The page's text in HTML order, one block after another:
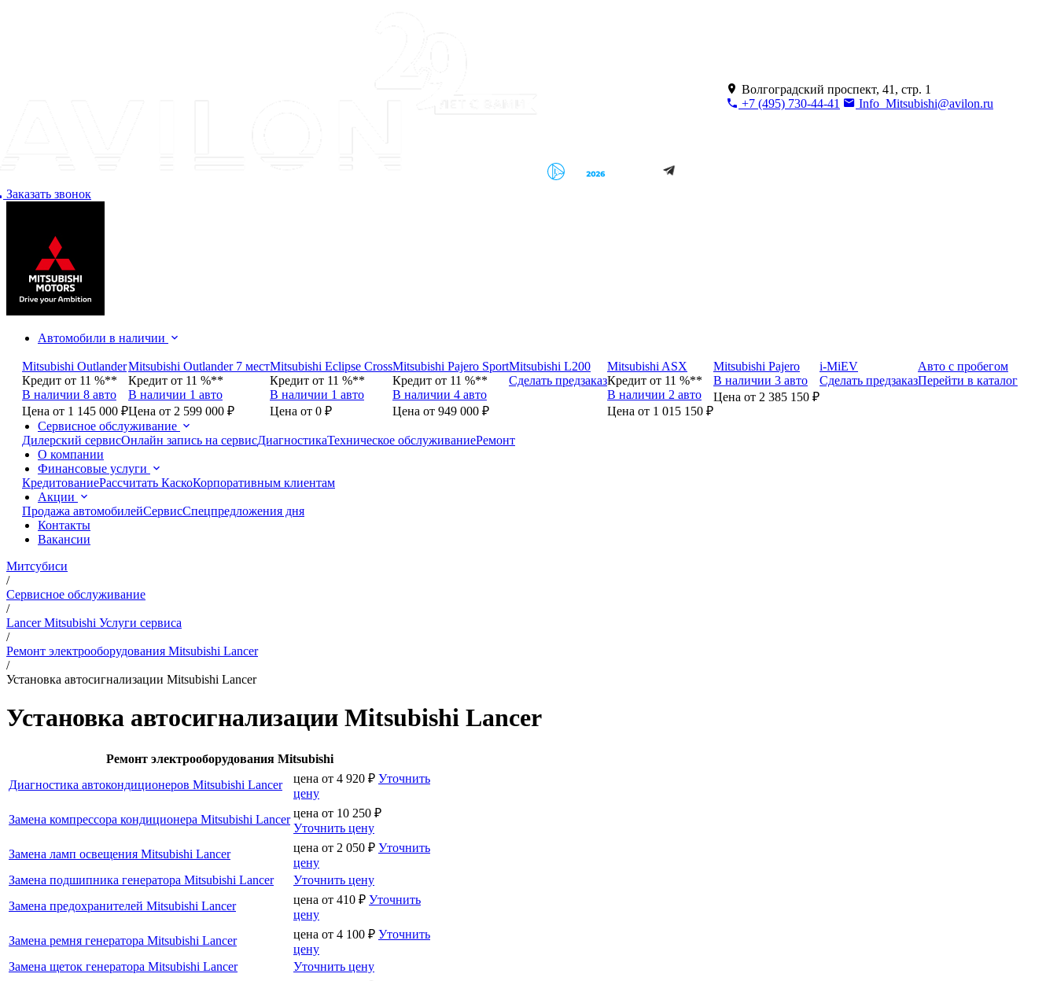
Волгоградский проспект, 41, стр. 1
+7 (495) 730-44-41
Info_Mitsubishi@avilon.ru
Заказать звонок
Автомобили в наличии
Mitsubishi Outlander
Кредит от 11 %**
В наличии 8 авто
Цена от 1 145 000 ₽
Mitsubishi Outlander 7 мест
Кредит от 11 %**
В наличии 1 авто
Цена от 2 599 000 ₽
Mitsubishi Eclipse Cross
Кредит от 11 %**
В наличии 1 авто
Цена от 0 ₽
Mitsubishi Pajero Sport
Кредит от 11 %**
В наличии 4 авто
Цена от 949 000 ₽
Mitsubishi L200
Сделать предзаказ
Mitsubishi ASX
Кредит от 11 %**
В наличии 2 авто
Цена от 1 015 150 ₽
Mitsubishi Pajero
В наличии 3 авто
Цена от 2 385 150 ₽
i-MiEV
Сделать предзаказ
Авто с пробегом
Перейти в каталог
Сервисное обслуживание
Дилерский сервисОнлайн запись на сервисДиагностикаТехническое обслуживаниеРемонт
О компании
Финансовые услуги
КредитованиеРассчитать КаскоКорпоративным клиентам
Акции
Продажа автомобилейСервисСпецпредложения дня
Контакты
Вакансии
Митсубиси
/
Сервисное обслуживание
/
Lancer Mitsubishi Услуги сервиса
/
Ремонт электрооборудования Mitsubishi Lancer
/
Установка автосигнализации Mitsubishi Lancer
Установка автосигнализации Mitsubishi Lancer
Ремонт электрооборудования Mitsubishi
Диагностика автокондиционеров Mitsubishi Lancer
цена от 4 920 ₽ Уточнить
цену
Замена компрессора кондиционера Mitsubishi Lancer цена от 10 250 ₽
Уточнить цену
Замена ламп освещения Mitsubishi Lancer
цена от 2 050 ₽ Уточнить
цену
Замена подшипника генератора Mitsubishi Lancer
Уточнить цену
Замена предохранителей Mitsubishi Lancer
цена от 410 ₽ Уточнить
цену
Замена ремня генератора Mitsubishi Lancer
цена от 4 100 ₽ Уточнить
цену
Замена щеток генератора Mitsubishi Lancer
Уточнить цену